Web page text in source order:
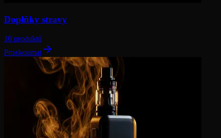
Doplňky stravy
10 produktů
Prozkoumat